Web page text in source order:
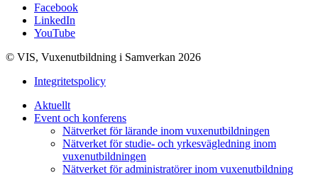
Facebook
LinkedIn
YouTube
© VIS, Vuxenutbildning i Samverkan 2026
Integritetspolicy
Aktuellt
Event och konferens
Nätverket för lärande inom vuxenutbildningen
Nätverket för studie- och yrkesvägledning inom
vuxenutbildningen
Nätverket för administratörer inom vuxenutbildning